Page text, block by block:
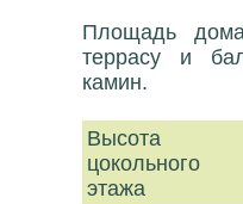
Площадь
террасу и
камин.
Высота
цокольного
этажа